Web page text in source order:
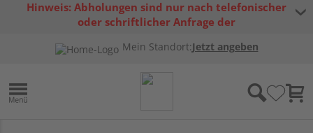
Hinweis: Abholungen sind nur nach telefonischer
oder schriftlicher Anfrage der
Mein Standort:Jetzt angeben